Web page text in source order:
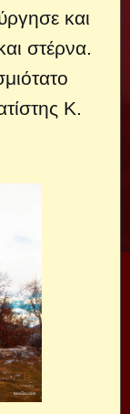
και
στέρνα.
Κ.